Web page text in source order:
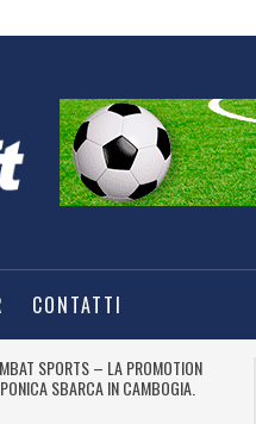
CONTATTI
SPORTS – LA PROMOTION
SBARCA IN CAMBOGIA.